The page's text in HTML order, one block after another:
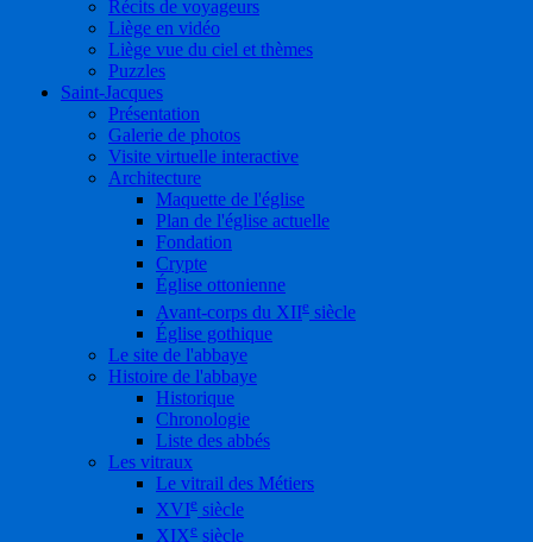
Récits de voyageurs
Liège en vidéo
Liège vue du ciel et thèmes
Puzzles
Saint-Jacques
Présentation
Galerie de photos
Visite virtuelle interactive
Architecture
Maquette de l'église
Plan de l'église actuelle
Fondation
Crypte
Église ottonienne
Avant-corps du XIIe siècle
Église gothique
Le site de l'abbaye
Histoire de l'abbaye
Historique
Chronologie
Liste des abbés
Les vitraux
Le vitrail des Métiers
XVIe siècle
XIXe siècle